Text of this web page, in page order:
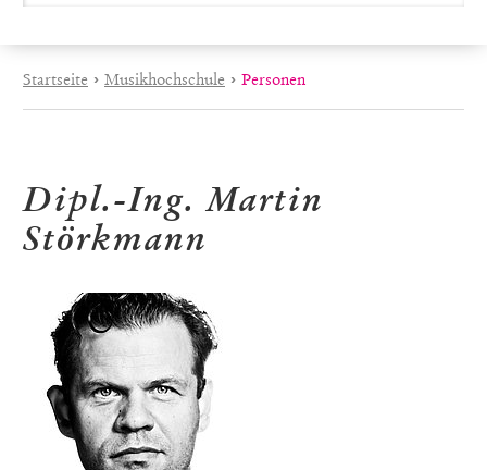
Startseite › Musikhochschule › Personen
Dipl.-Ing. Martin
Störkmann